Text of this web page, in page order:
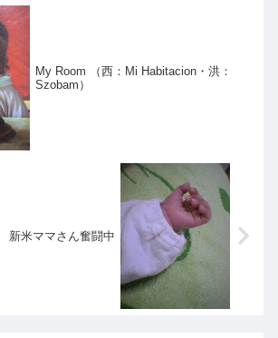
My Room （西：Mi Habitacion・洪：
Szobam）
新米ママさん奮闘中